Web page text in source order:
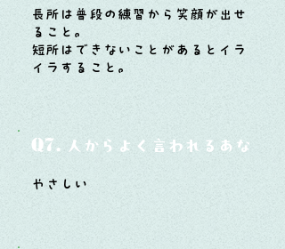
長所は普段の練習から笑顔が出せ
ること。
短所はできないことがあるとイラ
イラすること。
Q7. 人からよく言われるあなたの
やさしい